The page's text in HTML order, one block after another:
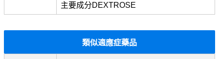
主要成分DEXTROSE
類似適應症藥品